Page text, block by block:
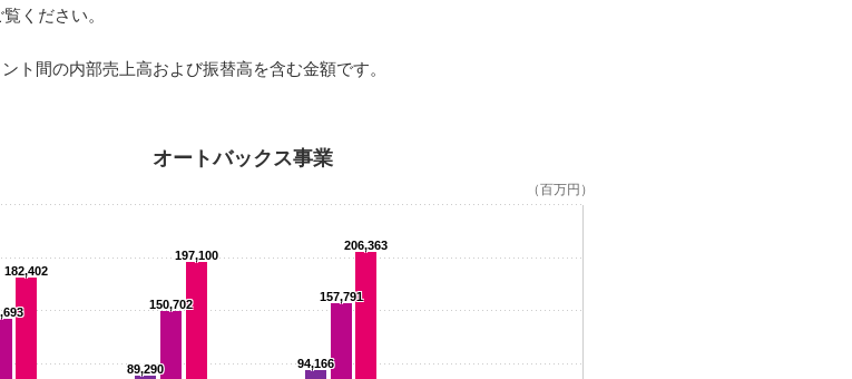
ください。
ト間の内部売上高および振替高を含む金額です。
（百万円）
オートバックス事業
89,290 94,166
150,702
157,791
182,402
197,100
206,363